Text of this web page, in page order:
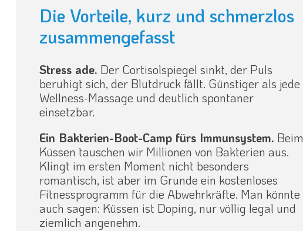
Die Vorteile, kurz und schmerzlos
zusammengefasst
Stress ade. Der Cortisolspiegel sinkt, der Puls
beruhigt sich, der Blutdruck fällt. Günstiger als jede
Wellness-Massage und deutlich spontaner
einsetzbar.
Ein Bakterien-Boot-Camp fürs Immunsystem. Beim
Küssen tauschen wir Millionen von Bakterien aus.
Klingt im ersten Moment nicht besonders
romantisch, ist aber im Grunde ein kostenloses
Fitnessprogramm für die Abwehrkräfte. Man könnte
auch sagen: Küssen ist Doping, nur völlig legal und
ziemlich angenehm.